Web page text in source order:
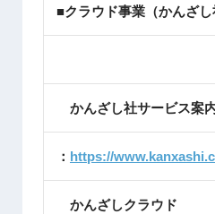
■クラウド事業（かんざし
かんざし社サービス案
： https://
かんざしクラウド